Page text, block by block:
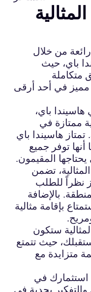
من خلال
باي، حيث
متكاملة
مميز في أحد أرقى
هاسيندا باي،
ممتازة في
هاسيندا باي
أنها توفر جميع
المقيمون.
تضمن
نظراً للطلب
بالإضافة
بإقامة مثالية
ستكون
حيث تتمتع
متزايدة مع
استثمارك في
والتفكير بجدية في